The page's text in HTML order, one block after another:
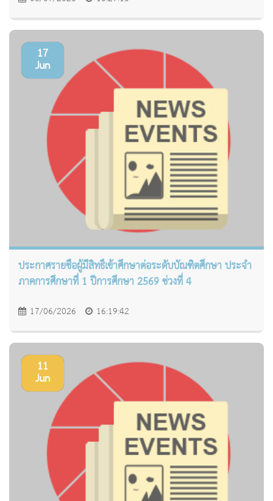
17
Jun
ประกาศรายชื่อผู้มีสิทธิ์เข้าศึกษาต่อระดับบัณฑิตศึกษา ประจำ
ภาคการศึกษาที่ 1 ปีการศึกษา 2569 ช่วงที่ 4
17/06/2026 16:19:42
11
Jun